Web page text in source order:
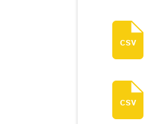
csv
csv